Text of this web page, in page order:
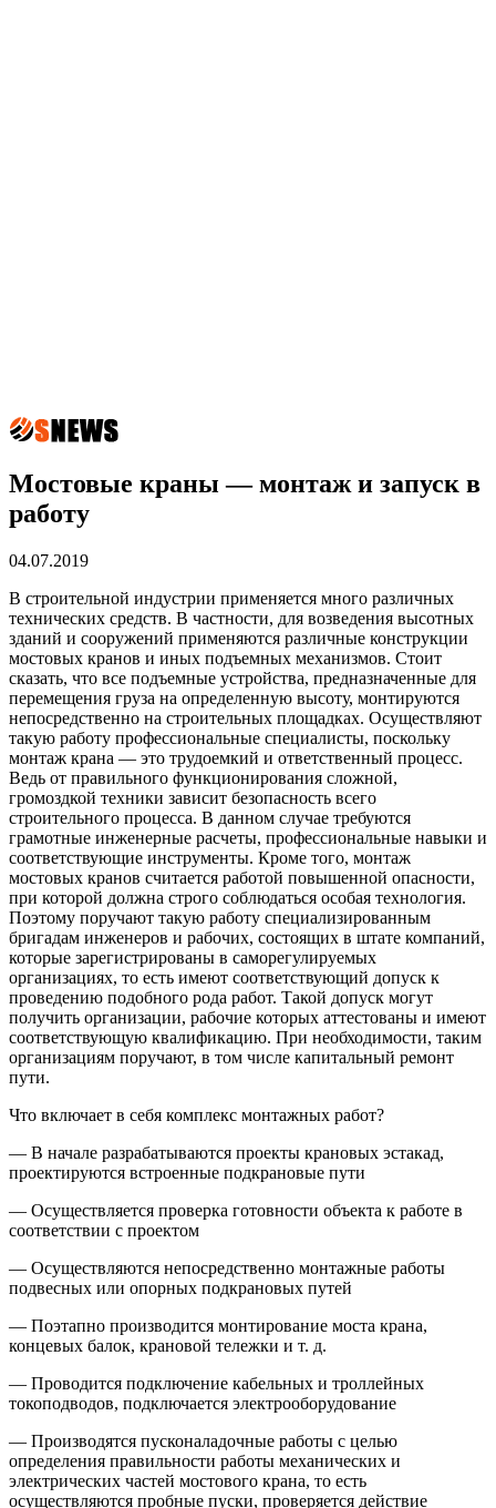
Мостовые краны — монтаж и запуск в
работу
04.07.2019
В строительной индустрии применяется много различных
технических средств. В частности, для возведения высотных
зданий и сооружений применяются различные конструкции
мостовых кранов и иных подъемных механизмов. Стоит
сказать, что все подъемные устройства, предназначенные для
перемещения груза на определенную высоту, монтируются
непосредственно на строительных площадках. Осуществляют
такую работу профессиональные специалисты, поскольку
монтаж крана — это трудоемкий и ответственный процесс.
Ведь от правильного функционирования сложной,
громоздкой техники зависит безопасность всего
строительного процесса. В данном случае требуются
грамотные инженерные расчеты, профессиональные навыки и
соответствующие инструменты. Кроме того, монтаж
мостовых кранов считается работой повышенной опасности,
при которой должна строго соблюдаться особая технология.
Поэтому поручают такую работу специализированным
бригадам инженеров и рабочих, состоящих в штате компаний,
которые зарегистрированы в саморегулируемых
организациях, то есть имеют соответствующий допуск к
проведению подобного рода работ. Такой допуск могут
получить организации, рабочие которых аттестованы и имеют
соответствующую квалификацию. При необходимости, таким
организациям поручают, в том числе капитальный ремонт
пути.
Что включает в себя комплекс монтажных работ?
— В начале разрабатываются проекты крановых эстакад,
проектируются встроенные подкрановые пути
— Осуществляется проверка готовности объекта к работе в
соответствии с проектом
— Осуществляются непосредственно монтажные работы
подвесных или опорных подкрановых путей
— Поэтапно производится монтирование моста крана,
концевых балок, крановой тележки и т. д.
— Проводится подключение кабельных и троллейных
токоподводов, подключается электрооборудование
— Производятся пусконаладочные работы с целью
определения правильности работы механических и
электрических частей мостового крана, то есть
осуществляются пробные пуски, проверяется действие